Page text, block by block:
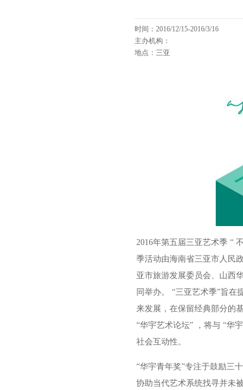
时间：2016/12/15-2016/3/16
主办机构：
地点：三亚
2016年第五届三亚艺术季 “
季活动由海南省三亚市人民
亚市旅游发展委员会、山西
同举办。 “三亚艺术季”旨
来发展，在保留经典部分的
“华宇艺术论坛” ，将与 “华
社会互动性。
“华宇青年奖”专注于鼓励三
协助当代艺术系统找寻并未